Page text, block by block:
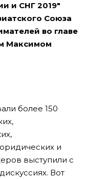
и СНГ 2019"
Союза
во главе
Максимом
более 150
и
выступили с
Вот